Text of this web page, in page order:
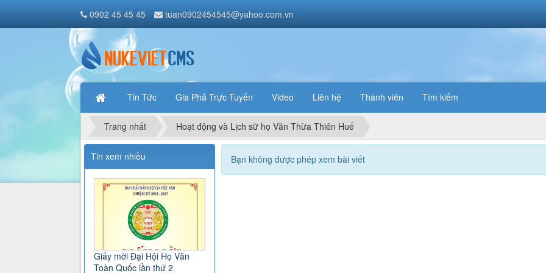
0902 45 45 45 tuan0902454545@yahoo.com.vn
Tin Tức Gia Phả Trực Tuyến Video Liên hệ Thành viên Tìm kiếm
Trang nhất Hoạt động và Lịch sữ họ Văn Thừa Thiên Huế
Bạn không được phép xem bài viết
Tin xem nhiều
Giấy mời Đại Hội Họ Văn
Toàn Quốc lần thứ 2